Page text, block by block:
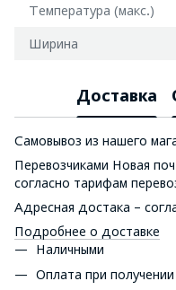
Температура (макс.)
Ширина
Доставка
Самовывоз из нашего
Перевозчиками Новая
согласно тарифам
Адресная достака –
Подробнее о доставке
Наличными
Оплата при получении